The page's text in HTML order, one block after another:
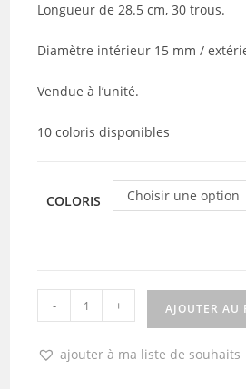
Longueur de 28.5 cm, 30 trous.
Diamètre intérieur 15 mm /
Vendue à l’unité.
10 coloris disponibles
COLORIS Choisir une option
quantité
de
Spirale
plastique
- + AJOUTER AU
ajouter à ma liste de souhaits